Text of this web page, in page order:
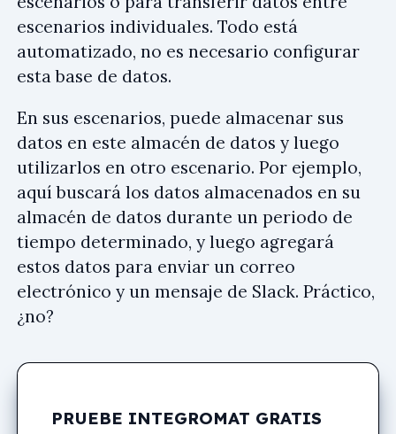
escenarios individuales. Todo está
automatizado, no es necesario configurar
esta base de datos.
En sus escenarios, puede almacenar sus
datos en este almacén de datos y luego
utilizarlos en otro escenario. Por ejemplo,
aquí buscará los datos almacenados en su
almacén de datos durante un periodo de
tiempo determinado, y luego agregará
estos datos para enviar un correo
electrónico y un mensaje de Slack. Práctico,
¿no?
PRUEBE INTEGROMAT GRATIS